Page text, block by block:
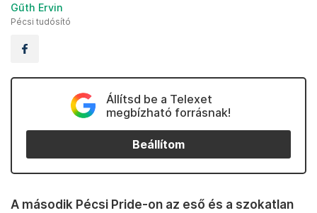
Gűth Ervin
Pécsi tudósító
Állítsd be a Telexet
megbízható forrásnak!
Beállítom
A második Pécsi Pride-on az eső és a szokatlan